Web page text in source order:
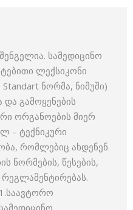
სამედიცინო
ლექსიკონი
ნორმა, ნიმუში)
გამოყენების
ორგანოების მიერ
– ტექნიკური
რომლებიც ახდენენ
ნორმების, წესების,